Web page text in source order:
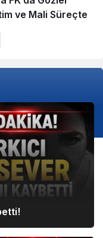
ve Mali Süreçte